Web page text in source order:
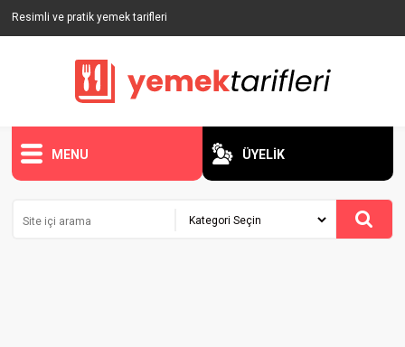
Resimli ve pratik yemek tarifleri
MENU ÜYELİK